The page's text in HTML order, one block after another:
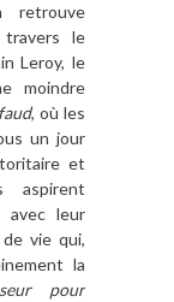
retrouve
le
Leroy, le
moindre
, où les
un jour
et
aspirent
avec leur
vie qui,
la
pour